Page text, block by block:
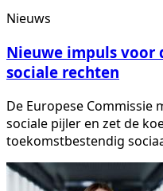
Nieuws
Nieuwe impuls voor
sociale rechten
De Europese Commissie
sociale pijler en zet de
toekomstbestendig